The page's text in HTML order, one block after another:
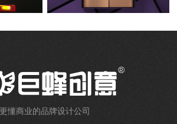
更懂商业的品牌设计公司